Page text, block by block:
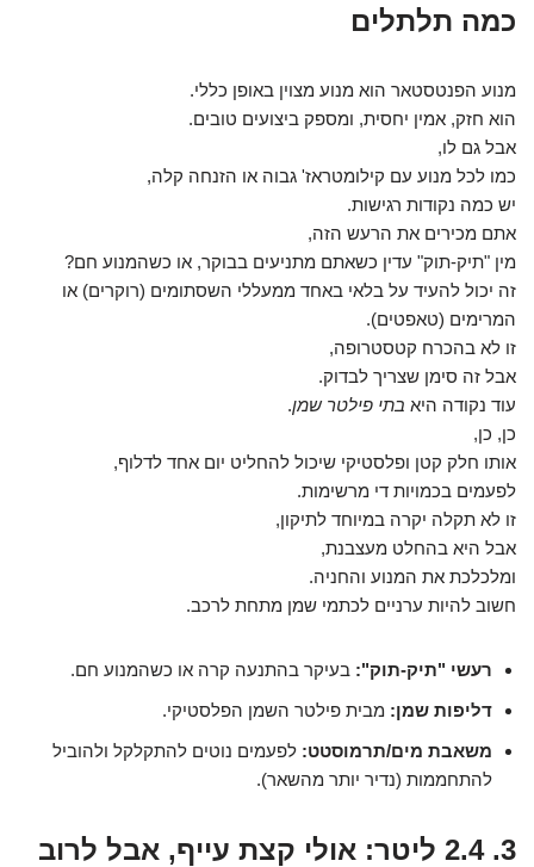
כמה תלתלים
מנוע הפנטסטאר הוא מנוע מצוין באופן כללי.
הוא חזק, אמין יחסית, ומספק ביצועים טובים.
אבל גם לו,
כמו לכל מנוע עם קילומטראז' גבוה או הזנחה קלה,
יש כמה נקודות רגישות.
אתם מכירים את הרעש הזה,
מין "תיק-תוק" עדין כשאתם מתניעים בבוקר, או כשהמנוע חם?
זה יכול להעיד על בלאי באחד ממעללי השסתומים (רוקרים) או
המרימים (טאפטים).
זו לא בהכרח קטסטרופה,
אבל זה סימן שצריך לבדוק.
עוד נקודה היא בתי פילטר שמן.
כן, כן,
אותו חלק קטן ופלסטיקי שיכול להחליט יום אחד לדלוף,
לפעמים בכמויות די מרשימות.
זו לא תקלה יקרה במיוחד לתיקון,
אבל היא בהחלט מעצבנת,
ומלכלכת את המנוע והחניה.
חשוב להיות ערניים לכתמי שמן מתחת לרכב.
רעשי "תיק-תוק": בעיקר בהתנעה קרה או כשהמנוע חם.
דליפות שמן: מבית פילטר השמן הפלסטיקי.
משאבת מים/תרמוסטט: לפעמים נוטים להתקלקל ולהוביל
להתחממות (נדיר יותר מהשאר).
3. 2.4 ליטר: אולי קצת עייף, אבל לרוב